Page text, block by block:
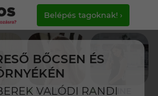
BŐCSEN ÉS
VALÓDI RANDI
Belépés tagoknak! ›
ONLINE ONLINE